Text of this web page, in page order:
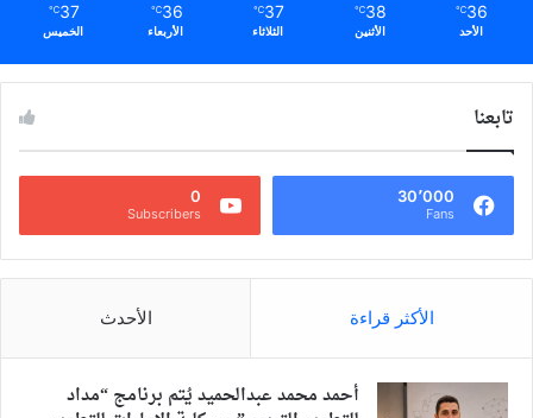
36
℃
الأحد
38
℃
الأثنين
37
℃
الثلاثاء
36
℃
الأربعاء
37
℃
الخميس
تابعنا
30٬000
Fans
0
Subscribers
الأكثر قراءة الأحدث
أحمد محمد عبدالحميد يُتم برنامج “مداد